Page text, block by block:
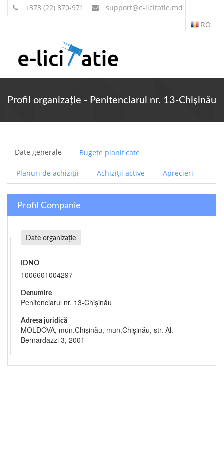
+373 (22) 870-971 support@e-licitatie.md
RO
Profil organizație - Penitenciarul nr. 13-Chișinău
Date generale Bugete planificate
Planuri de achiziții Achiziții active Aprecieri
Profil Companie
Date organizație
IDNO
1006601004297
Denumire
Penitenciarul nr. 13-Chișinău
Adresa juridică
MOLDOVA, mun.Chişinău, mun.Chişinău, str. Al.
Bernardazzi 3, 2001